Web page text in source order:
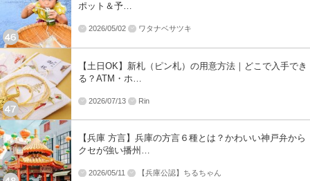
ポット＆予…
2026/05/02 ワタナベサツキ
【土日OK】新札（ピン札）の用意方法｜どこで入手でき
る？ATM・ホ…
2026/07/13 Rin
【兵庫 方言】兵庫の方言６種とは？かわいい神戸弁から
クセが強い播州…
2026/05/11 【兵庫公認】ちるちゃん